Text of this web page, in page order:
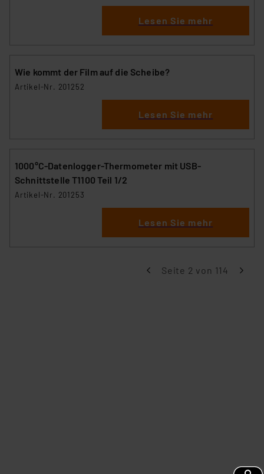
Lesen Sie mehr
Wie kommt der Film auf die Scheibe?
Artikel-Nr. 201252
Lesen Sie mehr
1000°C-Datenlogger-Thermometer mit USB-
Schnittstelle T1100 Teil 1/2
Artikel-Nr. 201253
Lesen Sie mehr
Seite 2 von 114